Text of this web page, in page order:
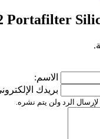
Portafilter
الاسم:
بريدك
الرد ولن يتم نشره.